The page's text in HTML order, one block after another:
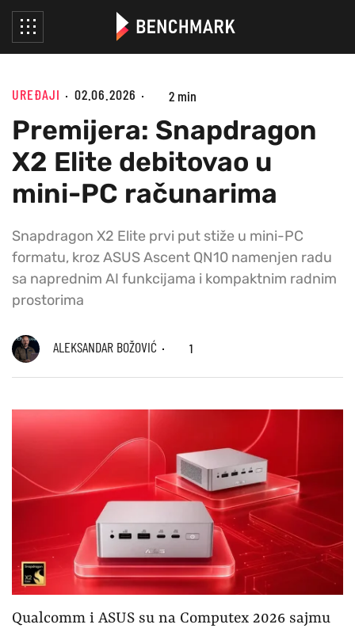
UREĐAJI 02.06.2026 2 min
Premijera: Snapdragon
X2 Elite debitovao u
mini-PC računarima
Snapdragon X2 Elite prvi put stiže u mini-PC
formatu, kroz ASUS Ascent QN10 namenjen radu
sa naprednim AI funkcijama i kompaktnim radnim
prostorima
ALEKSANDAR BOŽOVIĆ 1
Qualcomm i ASUS su na Computex 2026 sajmu